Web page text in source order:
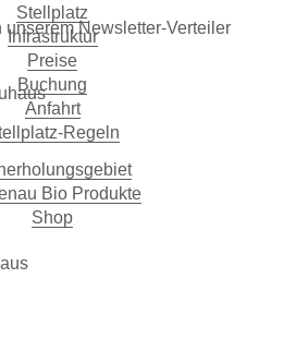
Stellplatz
Infrastruktur
Preise
Buchung
Anfahrt
Regeln
Bio Produkte
Shop
Newsletter-Verteiler